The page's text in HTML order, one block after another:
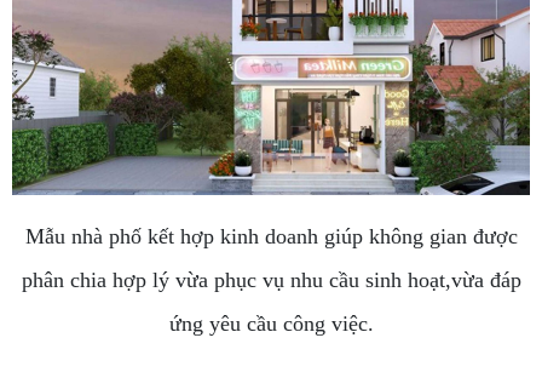
Mẫu nhà phố kết hợp kinh doanh giúp không gian được
phân chia hợp lý vừa phục vụ nhu cầu sinh hoạt,vừa đáp
ứng yêu cầu công việc.